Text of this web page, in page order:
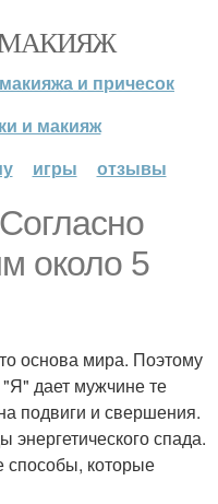
МАКИЯЖ
и причесок
и макияж
игры отзывы
около 5
основа мира. Поэтому
дает мужчине те
подвиги и свершения.
спада.
способы, которые